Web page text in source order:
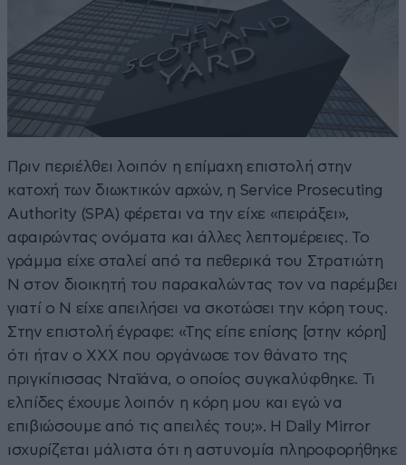
Πριν περιέλθει λοιπόν η επίμαχη επιστολή στην
κατοχή των διωκτικών αρχών, η Service Prosecuting
Authority (SPA) φέρεται να την είχε «πειράξει»,
αφαιρώντας ονόματα και άλλες λεπτομέρειες. Το
γράμμα είχε σταλεί από τα πεθερικά του Στρατιώτη
N στον διοικητή του παρακαλώντας τον να παρέμβει
γιατί ο Ν είχε απειλήσει να σκοτώσει την κόρη τους.
Στην επιστολή έγραφε: «Της είπε επίσης [στην κόρη]
ότι ήταν ο ΧΧΧ που οργάνωσε τον θάνατο της
πριγκίπισσας Νταϊάνα, ο οποίος συγκαλύφθηκε. Τι
ελπίδες έχουμε λοιπόν η κόρη μου και εγώ να
επιβιώσουμε από τις απειλές του;». Η Daily Mirror
ισχυρίζεται μάλιστα ότι η αστυνομία πληροφορήθηκε